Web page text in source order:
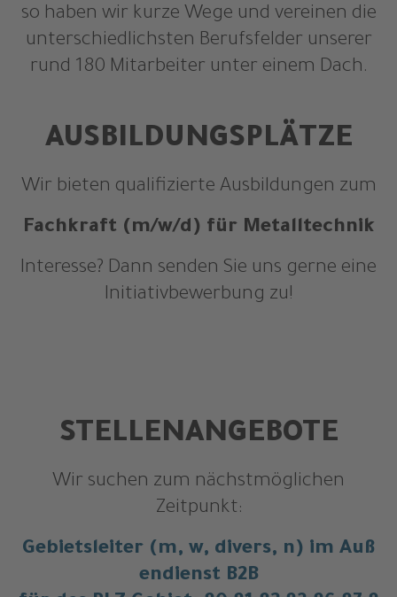
so haben wir kurze Wege und vereinen die
unterschiedlichsten Berufsfelder unserer
rund 180 Mitarbeiter unter einem Dach.
AUSBILDUNGSPLÄTZE
Wir bieten qualifizierte Ausbildungen zum
Fachkraft (m/w/d) für Metalltechnik
Interesse? Dann senden Sie uns gerne eine
Initiativbewerbung zu!
STELLENANGEBOTE
Wir suchen zum nächstmöglichen
Zeitpunkt:
Gebietsleiter (m, w, divers, n) im Auß
endienst B2B